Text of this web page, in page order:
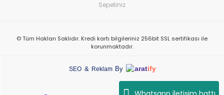
Sepetiniz
© Tüm Hakları Saklıdır. Kredi kartı bilgileriniz 256bit SSL sertifikası ile
korunmaktadır.
SEO & Reklam By aratify